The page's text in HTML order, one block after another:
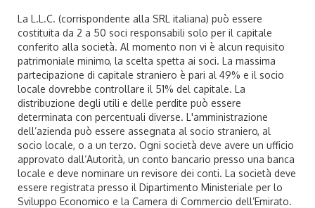
La L.L.C. (corrispondente alla SRL italiana) può essere
costituita da 2 a 50 soci responsabili solo per il capitale
conferito alla società. Al momento non vi è alcun requisito
patrimoniale minimo, la scelta spetta ai soci. La massima
partecipazione di capitale straniero è pari al 49% e il socio
locale dovrebbe controllare il 51% del capitale. La
distribuzione degli utili e delle perdite può essere
determinata con percentuali diverse. L'amministrazione
dell’azienda può essere assegnata al socio straniero, al
socio locale, o a un terzo. Ogni società deve avere un ufficio
approvato dall‘Autorità, un conto bancario presso una banca
locale e deve nominare un revisore dei conti. La società deve
essere registrata presso il Dipartimento Ministeriale per lo
Sviluppo Economico e la Camera di Commercio dell’Emirato.